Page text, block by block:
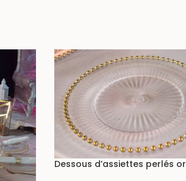
Dessous d’assiettes perlés or